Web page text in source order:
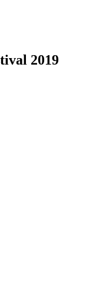
2019